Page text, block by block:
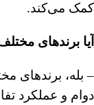
کمک می‌کند.
آیا برندهای
– بله، برندهای
دوام و عملکرد